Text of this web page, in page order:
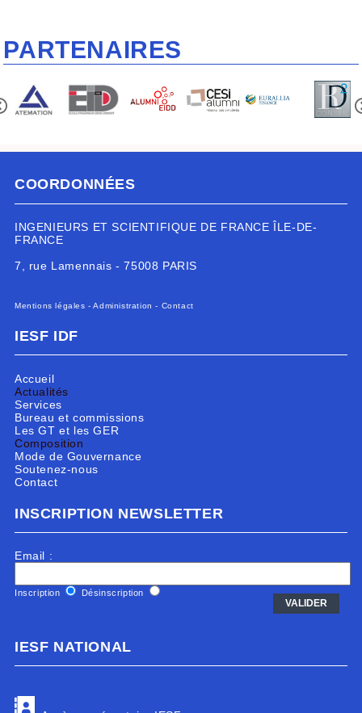
PARTENAIRES
COORDONNÉES
INGENIEURS ET SCIENTIFIQUE DE FRANCE ÎLE-DE-
FRANCE
7, rue Lamennais - 75008 PARIS
Mentions légales -Administration - Contact
IESF IDF
Accueil
Actualités
Services
Bureau et commissions
Les GT et les GER
Composition
Mode de Gouvernance
Soutenez-nous
Contact
INSCRIPTION NEWSLETTER
Email :
Inscription Désinscription
IESF NATIONAL